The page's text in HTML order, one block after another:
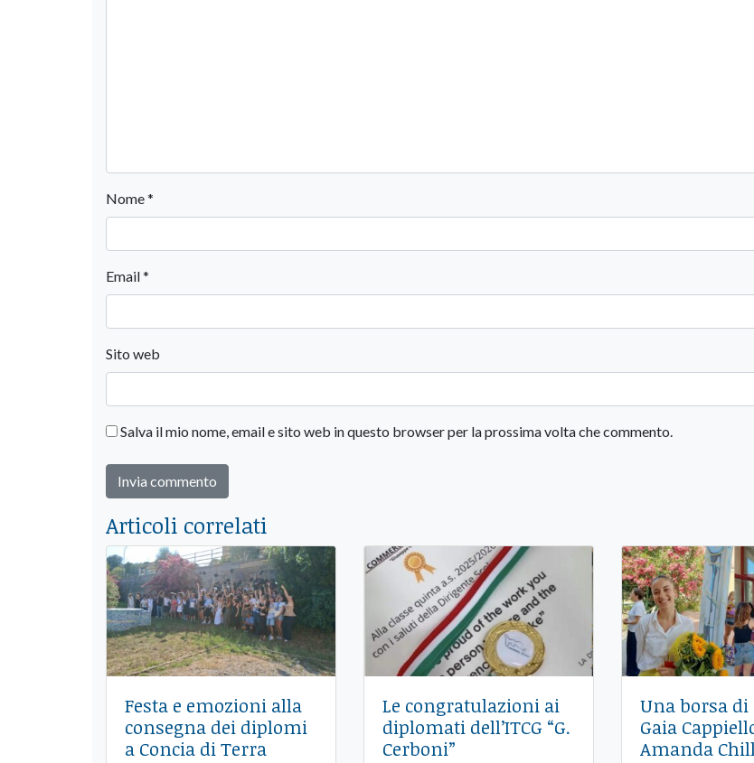
Nome*
Email*
Sito web
Salva il mio nome, email e sito web in questo browser per la prossima volta che commento.
Articoli correlati
Festa e emozioni alla
consegna dei diplomi
a Concia di Terra
Le congratulazioni ai
diplomati dell’ITCG “G.
Cerboni”
Una borsa
Gaia
Amanda